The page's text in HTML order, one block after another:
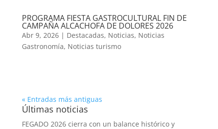
PROGRAMA FIESTA GASTROCULTURAL FIN DE
CAMPAÑA ALCACHOFA DE DOLORES 2026
Abr 9, 2026| Destacadas, Noticias, Noticias
Gastronomía, Noticias turismo
« Entradas más antiguas
Últimas noticias
FEGADO 2026 cierra con un balance histórico y